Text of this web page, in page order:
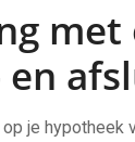
en
je